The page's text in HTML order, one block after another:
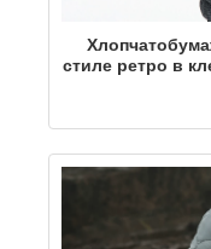
стиле ретро в
гонок finale с